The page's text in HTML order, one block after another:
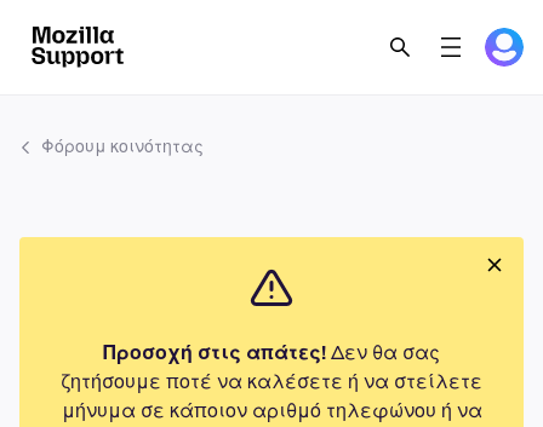
Φόρουμ κοινότητας
Προσοχή στις απάτες! Δεν θα σας
ζητήσουμε ποτέ να καλέσετε ή να στείλετε
μήνυμα σε κάποιον αριθμό τηλεφώνου ή να